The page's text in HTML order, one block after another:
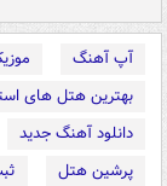
آپ آهنگ
بهترین هتل های
دانلود آهنگ جدید
پرشین هتل